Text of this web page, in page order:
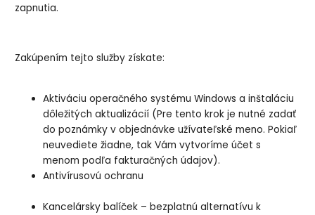
zapnutia.
Zakúpením tejto služby získate:
Aktiváciu operačného systému Windows a inštaláciu
dôležitých aktualizácií (Pre tento krok je nutné zadať
do poznámky v objednávke užívateľské meno. Pokiaľ
neuvediete žiadne, tak Vám vytvoríme účet s
menom podľa fakturačných údajov).
Antivírusovú ochranu
Kancelársky balíček – bezplatnú alternatívu k